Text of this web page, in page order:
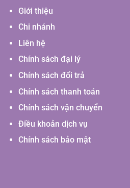
Giới thiệu
Chi nhánh
Liên hệ
Chính sách đại lý
Chính sách đổi trả
Chính sách thanh toán
Chính sách vận chuyển
Điều khoản dịch vụ
Chính sách bảo mật